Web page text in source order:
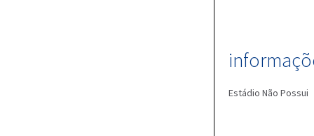
Estádio Não Possui